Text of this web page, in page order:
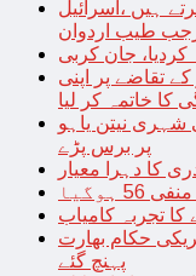
ہیں ،اسرائیل
طیب اردوان
جان کربی
کے تقاضے پر اپنی
کا خاتمہ کر لیا
شہری نیتن یاہو
پر برس پڑے
کا دہرا معیار
ہوگیا
کا تجربہ کامیاب
حکام بھارت
پہنچ گئے